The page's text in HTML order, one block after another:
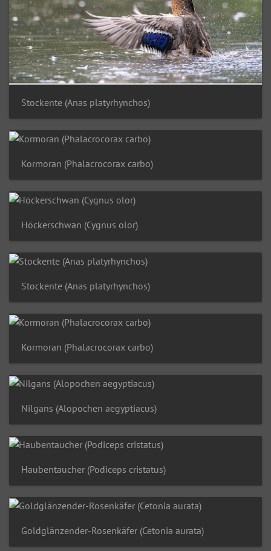
Stockente (Anas platyrhynchos)
Kormoran (Phalacrocorax carbo)
Höckerschwan (Cygnus olor)
Stockente (Anas platyrhynchos)
Kormoran (Phalacrocorax carbo)
Nilgans (Alopochen aegyptiacus)
Haubentaucher (Podiceps cristatus)
Goldglänzender-Rosenkäfer (Cetonia aurata)